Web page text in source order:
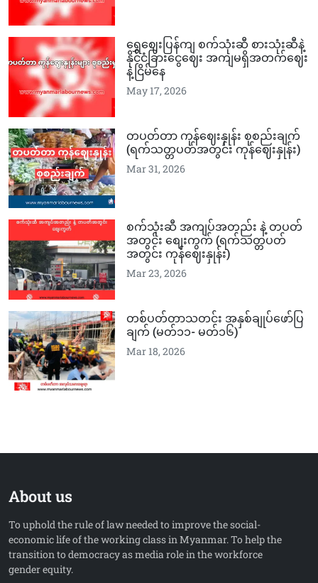
ရွှေဈေးပြန်ကျ စက်သုံးဆီ စားသုံးဆီနဲ့
နိုင်ငံခြားငွေဈေး အကျမရှိအတက်ဈေး
နဲ့ငြိမ်နေ
May 17, 2026
တပတ်တာ ကုန်ဈေးနှုန်း စုစည်းချက်
(ရက်သတ္တပတ်အတွင်း ကုန်ဈေးနှုန်း)
Mar 31, 2026
စက်သုံးဆီ အကျပ်အတည်း နဲ့ တပတ်
အတွင်း စျေးကွက် (ရက်သတ္တပတ်
အတွင်း ကုန်ဈေးနှုန်း)
Mar 23, 2026
တစ်ပတ်တာသတင်း အနှစ်ချုပ်ဖော်ပြ
ချက် (မတ်၁၁-‌‌ မတ်၁၆)
Mar 18, 2026
About us
To uphold the rule of law needed to improve the social-
economic life of the working class in Myanmar. To help the
transition to democracy as media role in the workforce
gender equity.